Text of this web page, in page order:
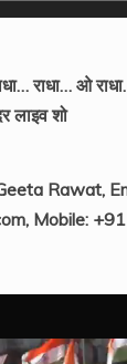
राधा… ओ
लाइव शो
Rawat,
Mobile: